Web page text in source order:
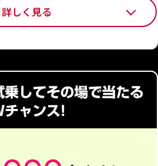
売会社車両購入制度の利用者、法人、
象車種をご注文、かつ2026
車両登録いただいた方
選者ご本人」もしくは「当選
)」の方
適用できません。
者さまと日産販売店との商談開始時に
詳しく見る